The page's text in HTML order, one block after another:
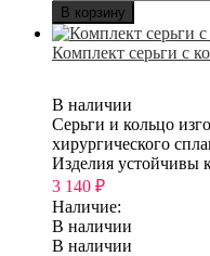
В корзину
Комплект серьги с
В наличии
Серьги и кольцо
хирургического
Изделия устойчивы
3 140 ₽
Наличие:
В наличии
В наличии